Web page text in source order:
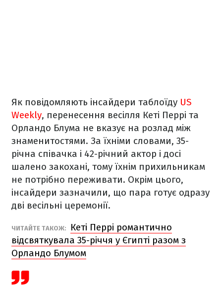
Як повідомляють інсайдери таблоїду US
Weekly, перенесення весілля Кеті Перрі та
Орландо Блума не вказує на розлад між
знаменитостями. За їхніми словами, 35-
річна співачка і 42-річний актор і досі
шалено закохані, тому їхнім прихильникам
не потрібно переживати. Окрім цього,
інсайдери зазначили, що пара готує одразу
дві весільні церемонії.
ЧИТАЙТЕ ТАКОЖ:
Кеті Перрі романтично
відсвяткувала 35-річчя у Єгипті разом з
Орландо Блумом